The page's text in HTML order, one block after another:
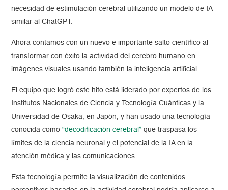
necesidad de estimulación cerebral utilizando un modelo de IA
similar al ChatGPT.
Ahora contamos con un nuevo e importante salto científico al
transformar con éxito la actividad del cerebro humano en
imágenes visuales usando también la inteligencia artificial.
El equipo que logró este hito está liderado por expertos de los
Institutos Nacionales de Ciencia y Tecnología Cuánticas y la
Universidad de Osaka, en Japón, y han usado una tecnología
conocida como“decodificación cerebral” que traspasa los
límites de la ciencia neuronal y el potencial de la IA en la
atención médica y las comunicaciones.
Esta tecnología permite la visualización de contenidos